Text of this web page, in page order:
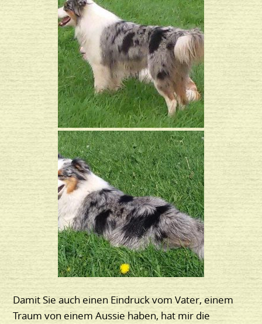
Damit Sie auch einen Eindruck vom Vater, einem
Traum von einem Aussie haben, hat mir die